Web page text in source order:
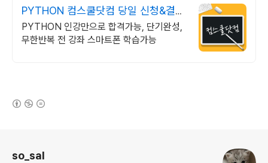
PYTHON 컴스쿨닷컴 당일 신청&결제
시 기프티콘!
PYTHON 인강만으로 합격가능, 단기완성,
무한반복 전 강좌 스마트폰 학습가능
so_sal